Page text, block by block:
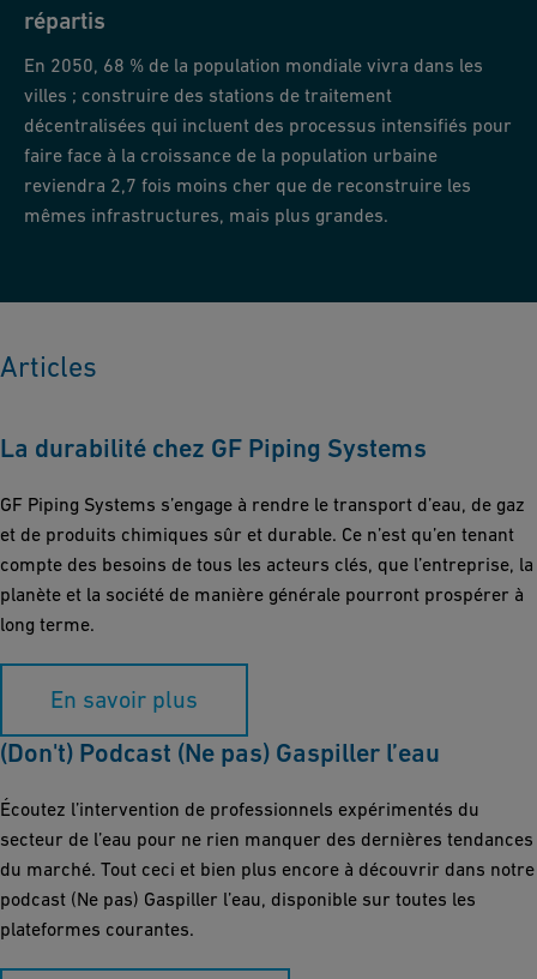
répartis
En 2050, 68 % de la population mondiale vivra dans les
villes ; construire des stations de traitement
décentralisées qui incluent des processus intensifiés pour
faire face à la croissance de la population urbaine
reviendra 2,7 fois moins cher que de reconstruire les
mêmes infrastructures, mais plus grandes.
Articles
La durabilité chez GF Piping Systems
GF Piping Systems s’engage à rendre le transport d’eau, de gaz
et de produits chimiques sûr et durable. Ce n’est qu’en tenant
compte des besoins de tous les acteurs clés, que l’entreprise, la
planète et la société de manière générale pourront prospérer à
long terme.
En savoir plus
(Don't) Podcast (Ne pas) Gaspiller l’eau
Écoutez l’intervention de professionnels expérimentés du
secteur de l’eau pour ne rien manquer des dernières tendances
du marché. Tout ceci et bien plus encore à découvrir dans notre
podcast (Ne pas) Gaspiller l’eau, disponible sur toutes les
plateformes courantes.